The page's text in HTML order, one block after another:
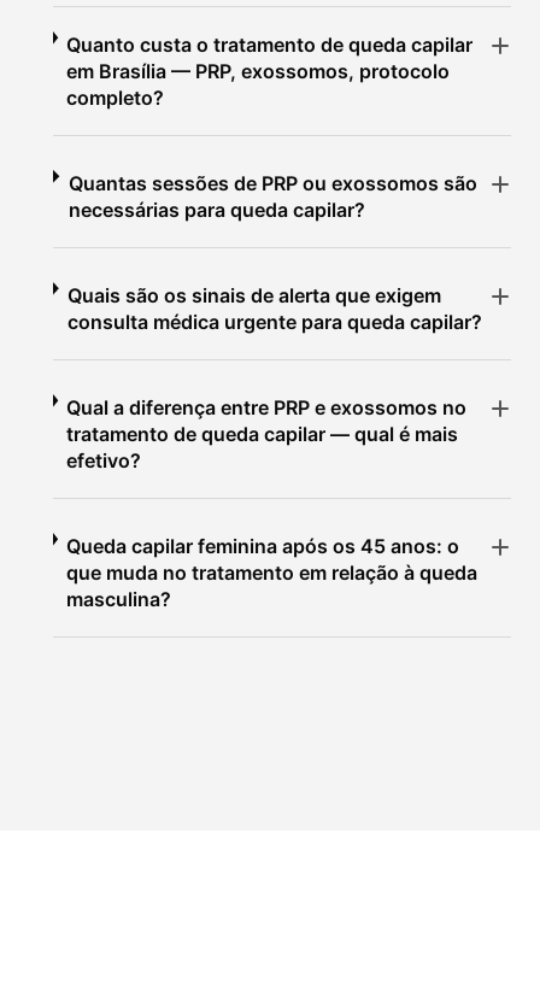
Quanto custa o tratamento de queda capilar
em Brasília — PRP, exossomos, protocolo
completo?
Quantas sessões de PRP ou exossomos são
necessárias para queda capilar?
Quais são os sinais de alerta que exigem
consulta médica urgente para queda capilar?
Qual a diferença entre PRP e exossomos no
tratamento de queda capilar — qual é mais
efetivo?
Queda capilar feminina após os 45 anos: o
que muda no tratamento em relação à queda
masculina?